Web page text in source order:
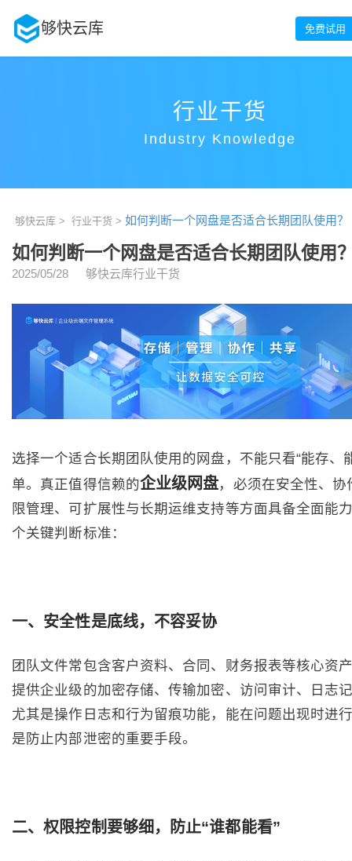
够快云库 免费试用
行业干货
Industry Knowledge
够快云库 > 行业干货 > 如何判断一个网盘是否适合长期团队使用？
如何判断一个网盘是否适合长期团队使用
2025/05/28 够快云库行业干货
选择一个适合长期团队使用的网盘，不能只看“能存、
单。真正值得信赖的企业级网盘，必须在安全性、协
限管理、可扩展性与长期运维支持等方面具备全面能
个关键判断标准：
一、安全性是底线，不容妥协
团队文件常包含客户资料、合同、财务报表等核心资
提供企业级的加密存储、传输加密、访问审计、日志
尤其是操作日志和行为留痕功能，能在问题出现时进
是防止内部泄密的重要手段。
二、权限控制要够细，防止“谁都能看”